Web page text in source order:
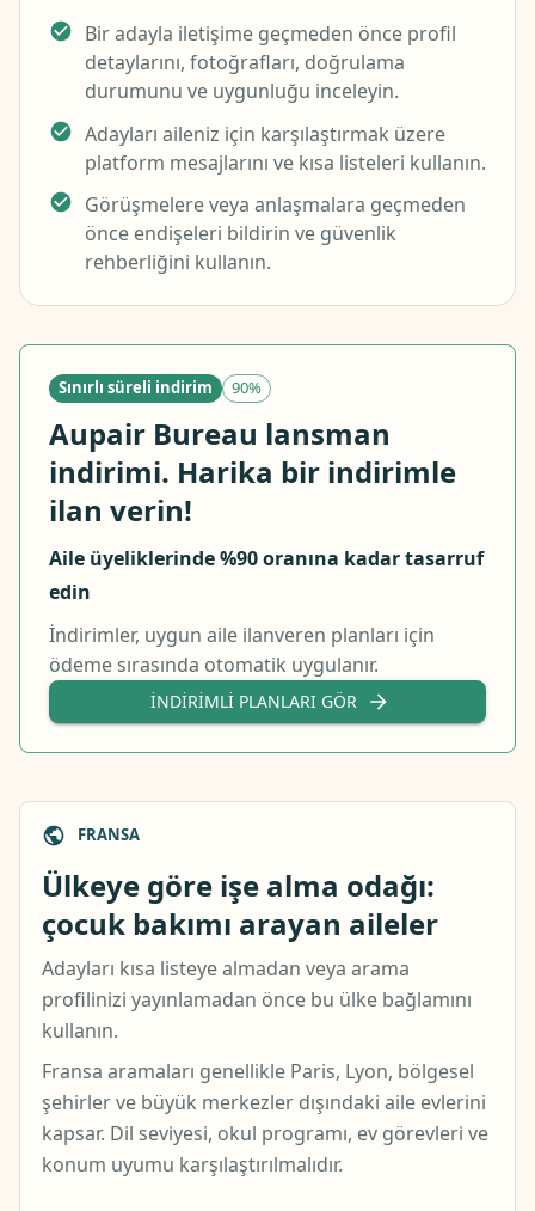
Bir adayla iletişime geçmeden önce profil
detaylarını, fotoğrafları, doğrulama
durumunu ve uygunluğu inceleyin.
Adayları aileniz için karşılaştırmak üzere
platform mesajlarını ve kısa listeleri kullanın.
Görüşmelere veya anlaşmalara geçmeden
önce endişeleri bildirin ve güvenlik
rehberliğini kullanın.
Sınırlı süreli indirim 90%
Aupair Bureau lansman
indirimi. Harika bir indirimle
ilan verin!
Aile üyeliklerinde %90 oranına kadar tasarruf
edin
İndirimler, uygun aile ilanveren planları için
ödeme sırasında otomatik uygulanır.
İNDIRIMLI PLANLARI GÖR
FRANSA
Ülkeye göre işe alma odağı:
çocuk bakımı arayan aileler
Adayları kısa listeye almadan veya arama
profilinizi yayınlamadan önce bu ülke bağlamını
kullanın.
Fransa aramaları genellikle Paris, Lyon, bölgesel
şehirler ve büyük merkezler dışındaki aile evlerini
kapsar. Dil seviyesi, okul programı, ev görevleri ve
konum uyumu karşılaştırılmalıdır.